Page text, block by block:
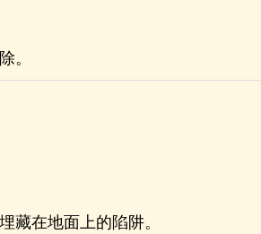
。
藏在地面上的陷阱。